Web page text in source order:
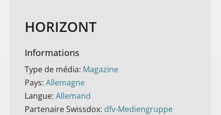
HORIZONT
Informations
Type de média: Magazine
Pays: Allemagne
Langue: Allemand
Partenaire Swissdox: dfv-Mediengruppe